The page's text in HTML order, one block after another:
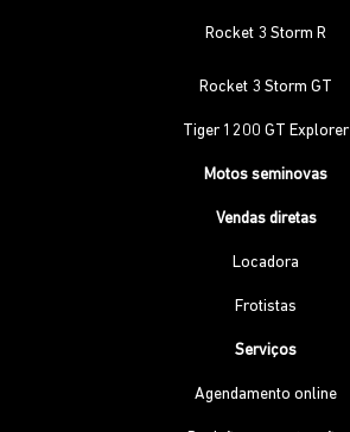
Rocket 3 Storm R
Rocket 3 Storm GT
Tiger 1200 GT Explorer
Motos seminovas
Vendas diretas
Locadora
Frotistas
Serviços
Agendamento online